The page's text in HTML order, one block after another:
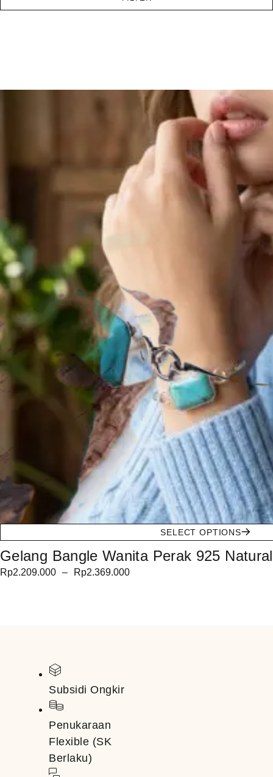
SELECT OPTIONS
Gelang Bangle Wanita Perak 925
Rp2.209.000 – Rp2.369.000
Subsidi Ongkir
Penukaraan
Flexible (SK
Berlaku)